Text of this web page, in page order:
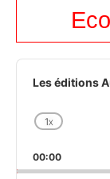
Audio
Player
Les éditions
CHANGE
RATE
1X
00:00